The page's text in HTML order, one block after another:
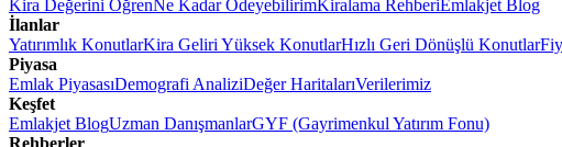
Kira Değerini ÖğrenNe Kadar ÖdeyebilirimKiralama RehberiEmlakjet Blog
İlanlar
Yatırımlık KonutlarKira Geliri Yüksek KonutlarHızlı Geri Dönüşlü Konutlar
Piyasa
Emlak PiyasasıDemografi AnaliziDeğer HaritalarıVerilerimiz
Keşfet
Emlakjet BlogUzman DanışmanlarGYF (Gayrimenkul Yatırım Fonu)
Rehberler